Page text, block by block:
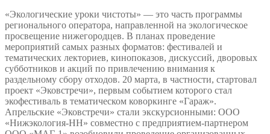
«Экологические уроки чистоты» — это часть программы
регионального оператора, направленной на экологическое
просвещение нижегородцев. В планах проведение
мероприятий самых разных форматов: фестивалей и
тематических лекториев, кинопоказов, дискуссий, дворовых
субботников и акций по привлечению внимания к
раздельному сбору отходов. 20 марта, в частности, стартовал
проект «Эковстречи», первым событием которого стал
экофестиваль в тематическом коворкинге «Гараж».
Апрельские «Эковстречи» стали экскурсионными: ООО
«Нижэкология-НН» совместно с предприятием-партнером